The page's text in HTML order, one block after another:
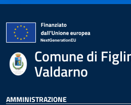
Comune di
Valdarno
AMMINISTRAZIONE